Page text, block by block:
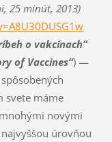
25 minút, 2013)
o vakcínach“
of Vaccines“) —
svete máme
novými
úrovňou